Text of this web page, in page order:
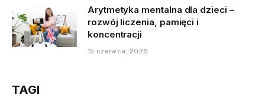
Arytmetyka mentalna dla dzieci –
rozwój liczenia, pamięci i
koncentracji
15 czerwca, 2026
TAGI